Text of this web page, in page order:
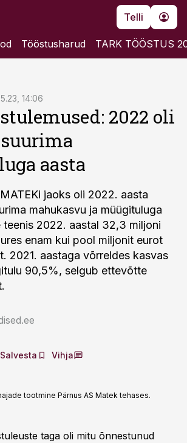
Telli
Tööstusharud TARK TÖÖSTUS
14:06
2022 oli
aasta
jaoks oli 2022. aasta
mahukasvu ja müügituluga
teenis 2022. aastal 32,3 miljoni
enam kui pool miljonit eurot
2021. aastaga võrreldes kasvas
90,5%, selgub ettevõtte
Salvesta Vihja
tootmine Pärnus AS Matek tehases.
taga oli mitu õnnestunud